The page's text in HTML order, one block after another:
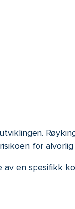
for alvorlig
en spesifikk